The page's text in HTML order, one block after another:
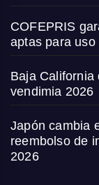
COFEPRIS
aptas para
Baja California
vendimia 2026
Japón cambia
reembolso de
2026